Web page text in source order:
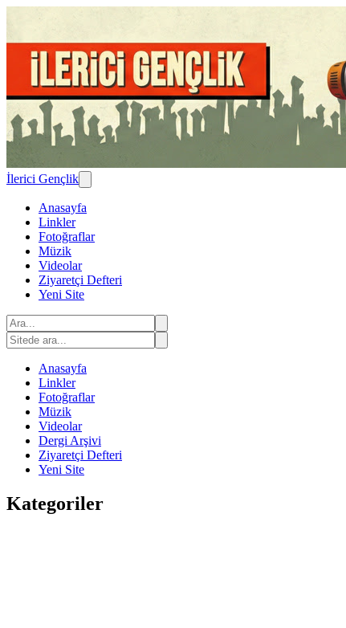
İlerici Gençlik
Anasayfa
Linkler
Fotoğraflar
Müzik
Videolar
Ziyaretçi Defteri
Yeni Site
Anasayfa
Linkler
Fotoğraflar
Müzik
Videolar
Dergi Arşivi
Ziyaretçi Defteri
Yeni Site
Kategoriler